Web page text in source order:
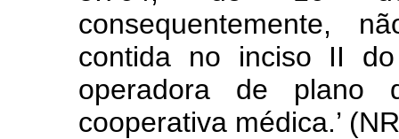
consequentemente,
contida no inciso II
operadora de plano
cooperativa médica.’